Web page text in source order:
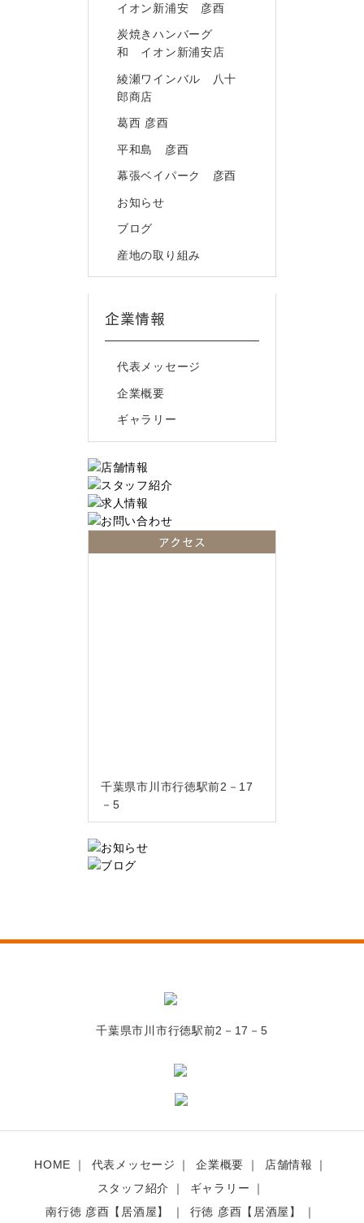
イオン新浦安 彦酉
炭焼きハンバーグ
和 イオン新浦安店
綾瀬ワインバル 八十
郎商店
葛西 彦酉
平和島 彦酉
幕張ベイパーク 彦酉
お知らせ
ブログ
産地の取り組み
企業情報
代表メッセージ
企業概要
ギャラリー
アクセス
千葉県市川市行徳駅前2－17
－5
千葉県市川市行徳駅前2－17－5
HOME 代表メッセージ 企業概要
店舗情報
スタッフ紹介
ギャラリー
南行徳 彦酉【居酒屋】
行徳 彦酉【居酒屋】